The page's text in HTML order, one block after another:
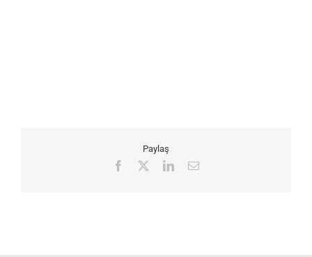
Paylaş
Facebook LinkedIn
E-